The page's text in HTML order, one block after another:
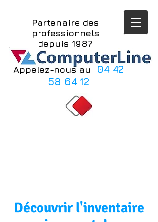
Appelez-nous au
04 42
58 64 12
Partenaire des
professionnels
depuis 1987
Découvrir l'inventaire